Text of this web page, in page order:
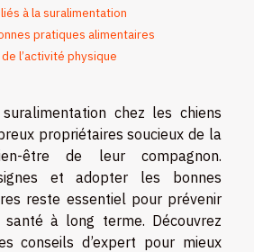
à la suralimentation
pratiques alimentaires
l’activité physique
chez les chiens
propriétaires soucieux de la
être de leur compagnon.
et adopter les bonnes
reste essentiel pour prévenir
à long terme. Découvrez
conseils d’expert pour mieux